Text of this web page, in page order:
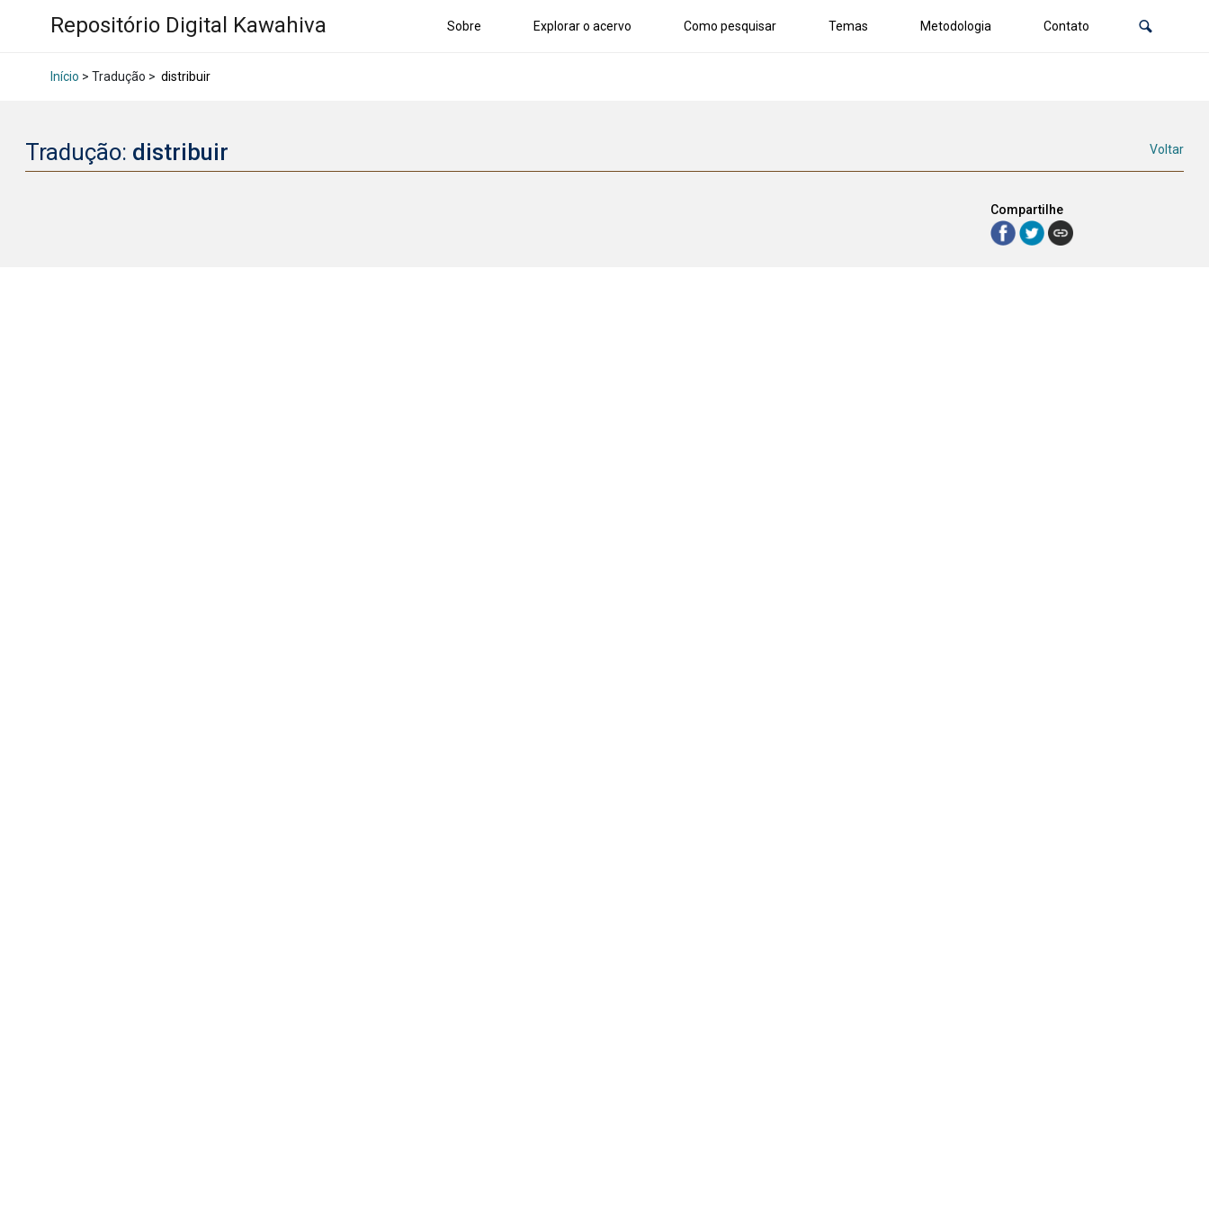
Repositório Digital Kawahiva Sobre Explorar o acervo Como pesquisar Temas Metodologia Contato
Início > Tradução > distribuir
Tradução: distribuir Voltar
Compartilhe